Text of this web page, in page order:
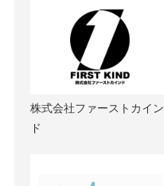
株式会社ファーストカイン
ド